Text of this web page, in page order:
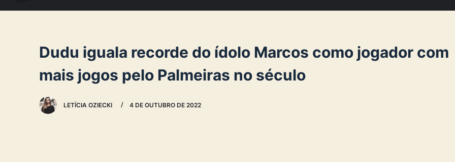
Dudu iguala recorde do ídolo Marcos como jogador com
mais jogos pelo Palmeiras no século
LETÍCIA OZIECKI 4 DE OUTUBRO DE 2022